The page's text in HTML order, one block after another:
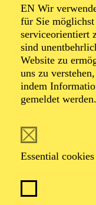
EN Wir
für Sie
serviceorientiert
sind
Website zu
uns zu
indem
gemeldet werden.
Essential cookies
Organiser: Theater-
HOFNER GMBH
TICKETS
55,20 52,70€
EN: SCHAUSPIEL
05.09.2026
19:30 - 21:30
BLICK